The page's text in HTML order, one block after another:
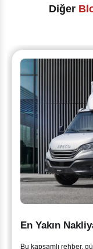
Diğer
Profesyonel
Bu kapsamlı